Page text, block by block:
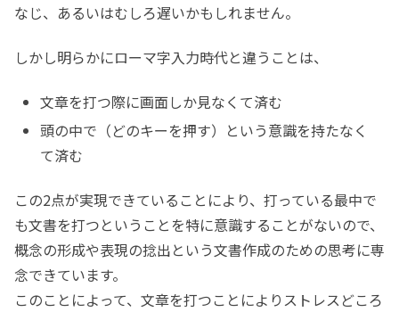
なじ、あるいはむしろ遅いかもしれません。
しかし明らかにローマ字入力時代と違うことは、
文章を打つ際に画面しか見なくて済む
頭の中で（どのキーを押す）という意識を持たなく
て済む
この2点が実現できていることにより、打っている最中で
も文書を打つということを特に意識することがないので、
概念の形成や表現の捻出という文書作成のための思考に専
念できています。
このことによって、文章を打つことによりストレスどころ